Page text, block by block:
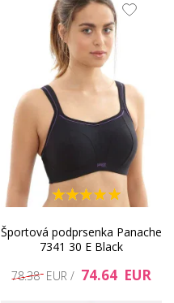
Športová podprsenka Panache
7341 30 E Black
78.38 EUR / 74.64 EUR